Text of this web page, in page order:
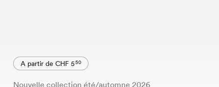
A partir de CHF 550
Nouvelle collection été/automne 2026